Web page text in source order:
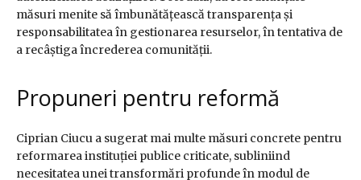
măsuri menite să îmbunătățească transparența și
responsabilitatea în gestionarea resurselor, în tentativa de
a recâștiga încrederea comunității.
Propuneri pentru reformă
Ciprian Ciucu a sugerat mai multe măsuri concrete pentru
reformarea instituției publice criticate, subliniind
necesitatea unei transformări profunde în modul de